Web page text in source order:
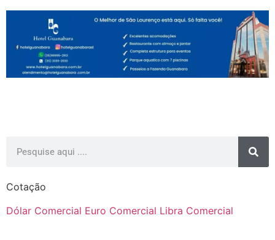
Cotação
Dólar Comercial Euro Comercial Libra Comercial